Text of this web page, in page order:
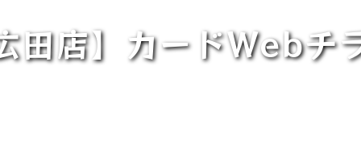
田店】カードWebチ